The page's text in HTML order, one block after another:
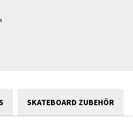
SKATEBOARD ZUBEHÖR